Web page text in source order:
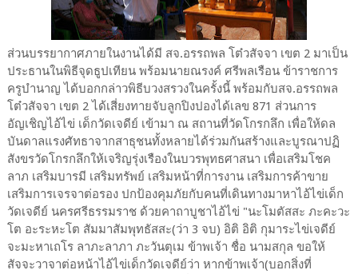
ส่วนบรรยากาศภายในงานได้มี สจ.อรรถพล โต๋วสัจจา เขต 2 มาเป็น
ประธานในพิธีจุดธูปเทียน พร้อมนายณรงค์ ศรีพลเรือน ข้าราชการ
ครูบำนาญ ได้บอกกล่าวพิธีบวงสรวงในครั้งนี้ พร้อมกับสจ.อรรถพล
โต๋วสัจจา เขต 2 ได้เสี่ยงทายจับลูกปิงปองได้เลข 871 ส่วนการ
อัญเชิญไอ้ไข่ เด็กวัดเจดีย์ เข้ามา ณ สถานที่วัดโกรกลึก เพื่อให้ดล
บันดาลแรงศัทธาจากสาธุชนทั้งหลายได้ร่วมกันสร้างและบูรณาปฏิ
สังขรวัดโกรกลึกให้เจริญรุ่งเรืองในบวรพุทธศาสนา เพื่อเสริมโชค
ลาภ เสริมบารมี เสริมทรัพย์ เสริมหน้าที่การงาน เสริมการค้าขาย
เสริมการเจรจาต่อรอง ปกป้องคุมภัยกับคนที่เดินทางมาหาไอ้ไข่เด็ก
วัดเจดีย์ นครศรีธรรมราช ด้วยคาถาบูชาไอ้ไข่ "นะโมตัสสะ ภะคะวะ
โต อะระหะโต สัมมาสัมพุทธัสสะ(ว่า 3 จบ) อิติ อิติ กุมาระไข่เจดีย์
จะมะหาเถโร ลาภะลาภา ภะวันตุเม ข้าพเจ้า ชื่อ นามสกุล ขอให้
สัจจะวาจาต่อหน้าไอ้ไข่เด็กวัดเจดีย์ว่า หากข้าพเจ้า(บอกสิ่งที่